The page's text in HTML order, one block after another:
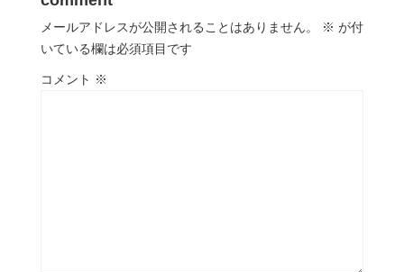
メールアドレスが公開されることはありません。 ※ が付
いている欄は必須項目です
コメント ※